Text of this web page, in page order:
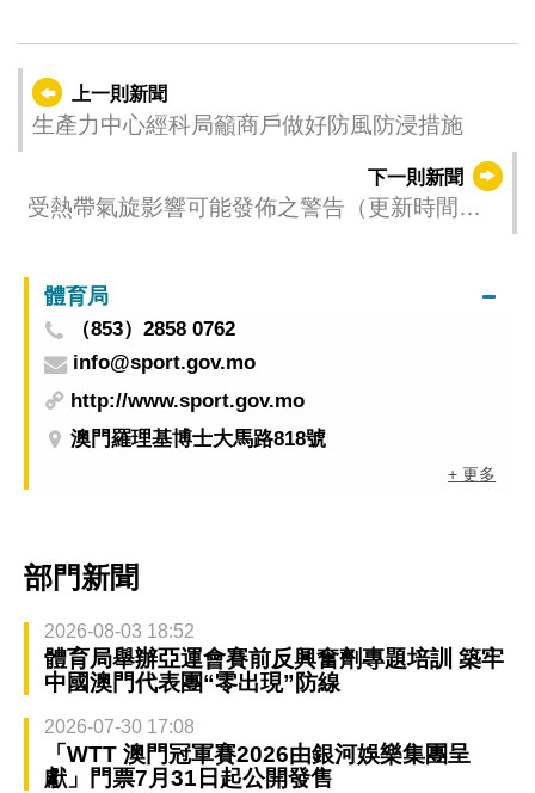
上一則新聞
生產力中心經科局籲商戶做好防風防浸措施
下一則新聞
受熱帶氣旋影響可能發佈之警告（更新時間：
體育局
（853）2858 0762
info@sport.gov.mo
http://www.sport.gov.mo
澳門羅理基博士大馬路818號
+ 更多
部門新聞
2026-08-03 18:52
體育局舉辦亞運會賽前反興奮劑專題培訓 築牢
中國澳門代表團“零出現”防線
2026-07-30 17:08
「WTT 澳門冠軍賽2026由銀河娛樂集團呈
獻」門票7月31日起公開發售